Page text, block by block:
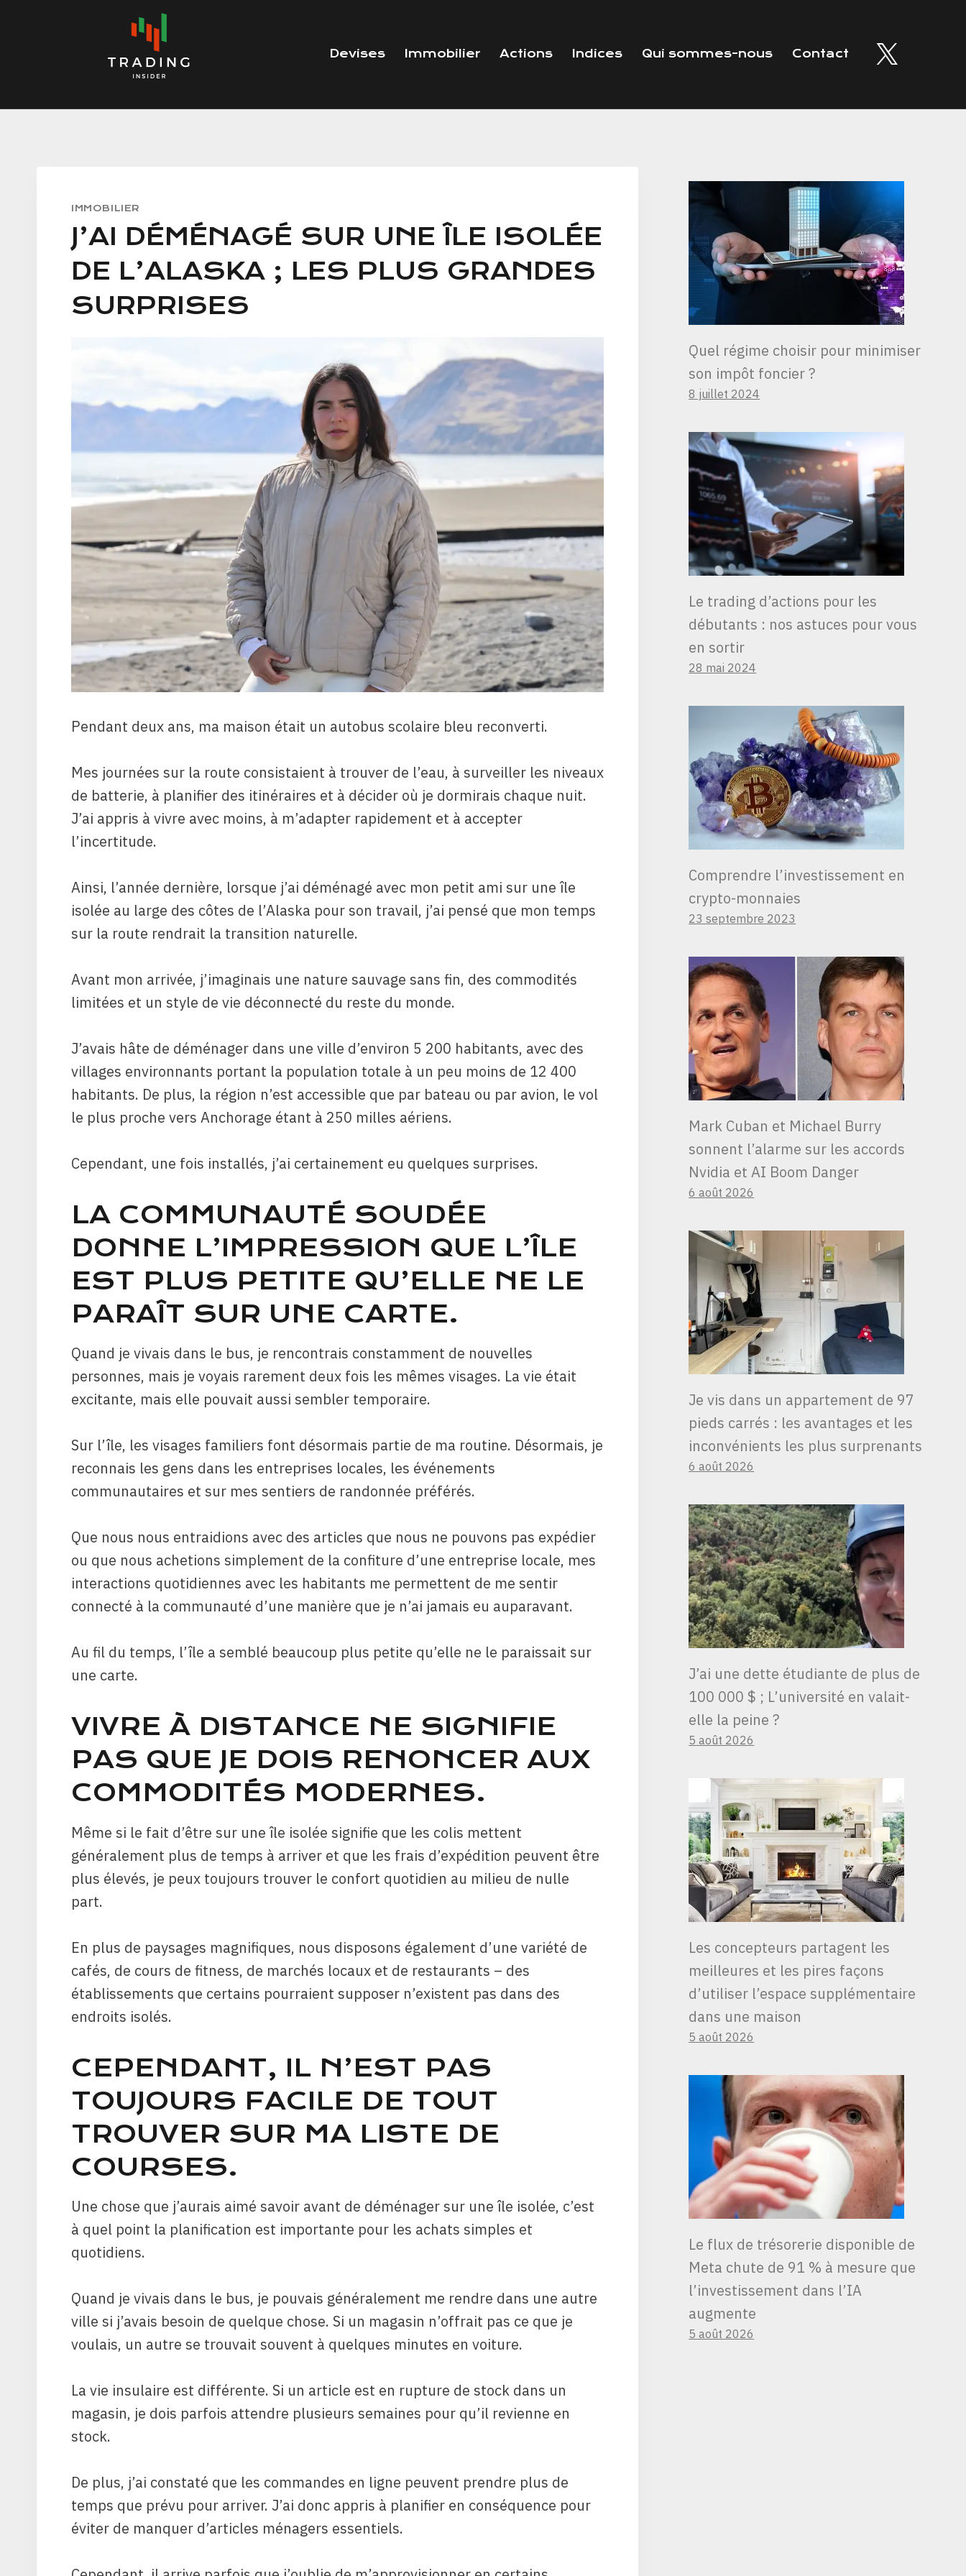
Devises Immobilier Actions Indices Qui sommes-nous Contact
IMMOBILIER
J’AI DÉMÉNAGÉ SUR UNE ÎLE ISOLÉE
DE L’ALASKA ; LES PLUS GRANDES
SURPRISES
Pendant deux ans, ma maison était un autobus scolaire bleu reconverti.
Mes journées sur la route consistaient à trouver de l’eau, à surveiller les niveaux
de batterie, à planifier des itinéraires et à décider où je dormirais chaque nuit.
J’ai appris à vivre avec moins, à m’adapter rapidement et à accepter
l’incertitude.
Ainsi, l’année dernière, lorsque j’ai déménagé avec mon petit ami sur une île
isolée au large des côtes de l’Alaska pour son travail, j’ai pensé que mon temps
sur la route rendrait la transition naturelle.
Avant mon arrivée, j’imaginais une nature sauvage sans fin, des commodités
limitées et un style de vie déconnecté du reste du monde.
J’avais hâte de déménager dans une ville d’environ 5 200 habitants, avec des
villages environnants portant la population totale à un peu moins de 12 400
habitants. De plus, la région n’est accessible que par bateau ou par avion, le vol
le plus proche vers Anchorage étant à 250 milles aériens.
Cependant, une fois installés, j’ai certainement eu quelques surprises.
LA COMMUNAUTÉ SOUDÉE
DONNE L’IMPRESSION QUE L’ÎLE
EST PLUS PETITE QU’ELLE NE LE
PARAÎT SUR UNE CARTE.
Quand je vivais dans le bus, je rencontrais constamment de nouvelles
personnes, mais je voyais rarement deux fois les mêmes visages. La vie était
excitante, mais elle pouvait aussi sembler temporaire.
Sur l’île, les visages familiers font désormais partie de ma routine. Désormais, je
reconnais les gens dans les entreprises locales, les événements
communautaires et sur mes sentiers de randonnée préférés.
Que nous nous entraidions avec des articles que nous ne pouvons pas expédier
ou que nous achetions simplement de la confiture d’une entreprise locale, mes
interactions quotidiennes avec les habitants me permettent de me sentir
connecté à la communauté d’une manière que je n’ai jamais eu auparavant.
Au fil du temps, l’île a semblé beaucoup plus petite qu’elle ne le paraissait sur
une carte.
VIVRE À DISTANCE NE SIGNIFIE
PAS QUE JE DOIS RENONCER AUX
COMMODITÉS MODERNES.
Même si le fait d’être sur une île isolée signifie que les colis mettent
généralement plus de temps à arriver et que les frais d’expédition peuvent être
plus élevés, je peux toujours trouver le confort quotidien au milieu de nulle
part.
En plus de paysages magnifiques, nous disposons également d’une variété de
cafés, de cours de fitness, de marchés locaux et de restaurants – des
établissements que certains pourraient supposer n’existent pas dans des
endroits isolés.
CEPENDANT, IL N’EST PAS
TOUJOURS FACILE DE TOUT
TROUVER SUR MA LISTE DE
COURSES.
Une chose que j’aurais aimé savoir avant de déménager sur une île isolée, c’est
à quel point la planification est importante pour les achats simples et
quotidiens.
Quand je vivais dans le bus, je pouvais généralement me rendre dans une autre
ville si j’avais besoin de quelque chose. Si un magasin n’offrait pas ce que je
voulais, un autre se trouvait souvent à quelques minutes en voiture.
La vie insulaire est différente. Si un article est en rupture de stock dans un
magasin, je dois parfois attendre plusieurs semaines pour qu’il revienne en
stock.
De plus, j’ai constaté que les commandes en ligne peuvent prendre plus de
temps que prévu pour arriver. J’ai donc appris à planifier en conséquence pour
éviter de manquer d’articles ménagers essentiels.
Quel régime choisir pour minimiser
son impôt foncier ?
8 juillet 2024
Le trading d’actions pour les
débutants : nos astuces pour vous
en sortir
28 mai 2024
Comprendre l’investissement en
crypto-monnaies
23 septembre 2023
Mark Cuban et Michael Burry
sonnent l’alarme sur les accords
Nvidia et AI Boom Danger
6 août 2026
Je vis dans un appartement de 97
pieds carrés : les avantages et les
inconvénients les plus surprenants
6 août 2026
J’ai une dette étudiante de plus de
100 000 $ ; L’université en valait-
elle la peine ?
5 août 2026
Les concepteurs partagent les
meilleures et les pires façons
d’utiliser l’espace supplémentaire
dans une maison
5 août 2026
Le flux de trésorerie disponible de
Meta chute de 91 % à mesure que
l’investissement dans l’IA
augmente
5 août 2026